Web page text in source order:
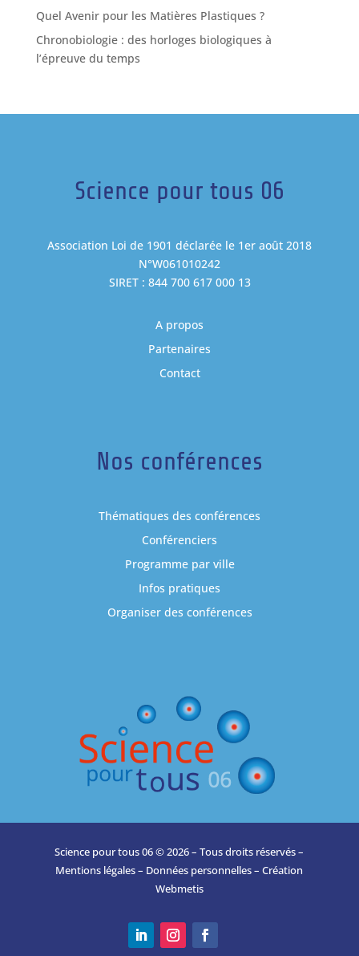
Quel Avenir pour les Matières Plastiques ?
Chronobiologie : des horloges biologiques à
l’épreuve du temps
Science pour tous 06
Association Loi de 1901 déclarée le 1er août 2018
N°W061010242
SIRET : 844 700 617 000 13
A propos
Partenaires
Contact
Nos conférences
Thématiques des conférences
Conférenciers
Programme par ville
Infos pratiques
Organiser des conférences
Science pour tous 06 © 2026 – Tous droits réservés –
Mentions légales– Données personnelles– Création
Webmetis